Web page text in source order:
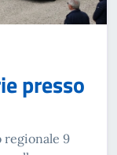
presso
regionale 9